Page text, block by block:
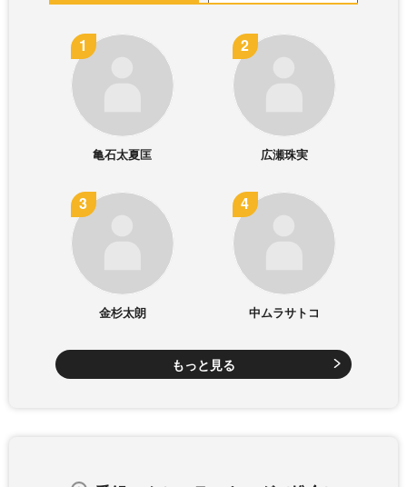
亀石太夏匡 広瀬珠実
金杉太朗 中ムラサトコ
もっと見る